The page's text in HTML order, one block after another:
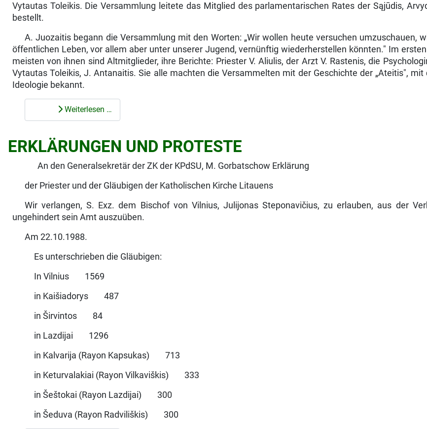
Vytautas Toleikis. Die Versammlung leitete das Mitglied des par­lamentarischen Rates der Sąjūdis,
bestellt.
A. Juozaitis begann die Versammlung mit den Worten: „Wir wollen heute versuchen umzuschauen,
öffentlichen Leben, vor allem aber unter unserer Jugend, ver­nünftig wiederherstellen könnten." Im
meisten von ihnen sind Altmitglieder, ihre Berichte: Priester V. Aliulis, der Arzt V. Rastenis, die
Vytautas Toleikis, J. Antanai­tis. Sie alle machten die Versammelten mit der Geschichte der „Ateitis",
Ideologie bekannt.
Weiterlesen …
ERKLÄRUNGEN UND PROTESTE
An den Generalsekretär der ZK der KPdSU, M. Gorbatschow Erklärung
der Priester und der Gläubigen der Katholischen Kirche Litauens
Wir verlangen, S. Exz. dem Bischof von Vilnius, Julijonas Steponavičius, zu erlauben, aus der
ungehindert sein Amt auszuüben.
Am 22.10.1988.
Es unterschrieben die Gläubigen:
In Vilnius 1569
in Kaišiadorys 487
in Širvintos 84
in Lazdijai 1296
in Kalvarija (Rayon Kapsukas) 713
in Keturvalakiai (Rayon Vilkaviškis) 333
in Šeštokai (Rayon Lazdijai) 300
in Šeduva (Rayon Radviliškis) 300